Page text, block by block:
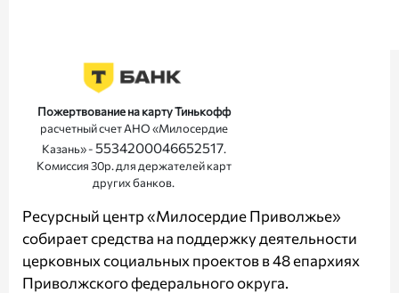
Пожертвование на карту Тинькофф
расчетный счет АНО «Милосердие
Казань» -5534200046652517.
Комиссия 30р. для держателей карт
других банков.
Ресурсный центр «Милосердие Приволжье»
собирает средства на поддержку деятельности
церковных социальных проектов в 48 епархиях
Приволжского федерального округа.